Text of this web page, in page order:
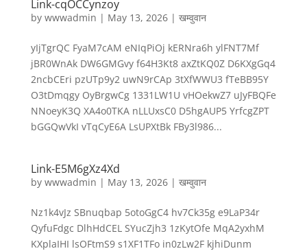
Link-cqOCCynzoy
by wwwadmin | May 13, 2026| खम्वुवान
yIjTgrQC FyaM7cAM eNIqPiOj kERNra6h ylFNT7Mf
jBR0WnAk DW6GMGvy f64H3Kt8 axZtKQ0Z D6KXgGq4
2ncbCEri pzUTp9y2 uwN9rCAp 3tXfWWU3 fTeBB95Y
O3tDmqgy OyBrgwCg 1331LW1U vHOekwZ7 uJyFBQFe
NNoeyK3Q XA4o0TKA nLLUxsC0 D5hgAUP5 YrfcgZPT
bGGQwVkI vTqCyE6A LsUPXtBk FBy3l986...
Link-E5M6gXz4Xd
by wwwadmin | May 13, 2026| खम्वुवान
Nz1k4vJz SBnuqbap 5otoGgC4 hv7Ck35g e9LaP34r
QyfuFdgc DlhHdCEL SYucZjh3 1zKytOfe MqA2yxhM
KXplaIHI lsOFtmS9 s1XF1TFo in0zLw2F kjhiDunm